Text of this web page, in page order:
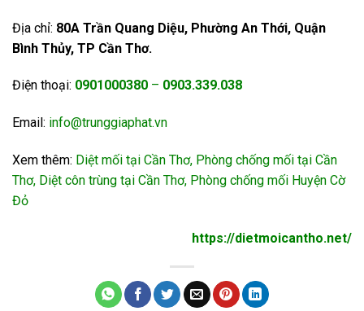
Địa chỉ: 80A Trần Quang Diệu, Phường An Thới, Quận
Bình Thủy, TP Cần Thơ.
Điện thoại: 0901000380 – 0903.339.038
Email: info@trunggiaphat.vn
Xem thêm: Diệt mối tại Cần Thơ, Phòng chống mối tại Cần
Thơ, Diệt côn trùng tại Cần Thơ, Phòng chống mối Huyện Cờ
Đỏ
https://dietmoicantho.net/